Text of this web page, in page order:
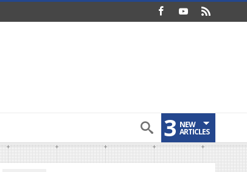
3 NEW
ARTICLES